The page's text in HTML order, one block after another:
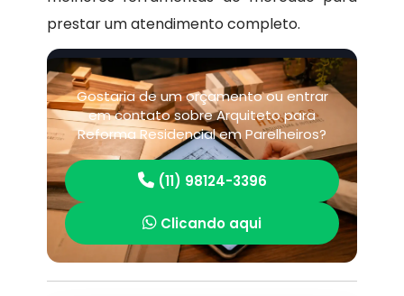
prestar um atendimento completo.
Gostaria de um orçamento ou entrar
em contato sobre Arquiteto para
Reforma Residencial em Parelheiros?
(11) 98124-3396
Clicando aqui